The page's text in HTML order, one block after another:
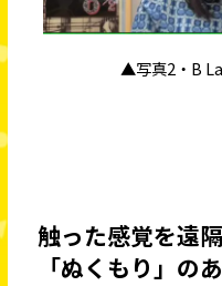
▲写真2・B
触った感覚を遠
「ぬくもり」の